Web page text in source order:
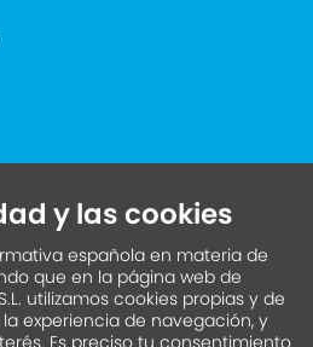
y las cookies
española en materia de
que en la página web de
S.L. utilizamos cookies propias y de
experiencia de navegación, y
Es preciso tu consentimiento